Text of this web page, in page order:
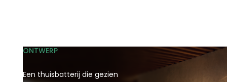
ONTWERP
Een thuisbatterij die gezien